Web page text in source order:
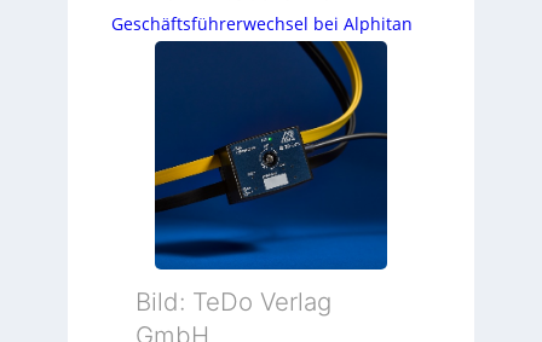
Geschäftsführerwechsel bei Alphitan
Bild: TeDo Verlag
GmbH